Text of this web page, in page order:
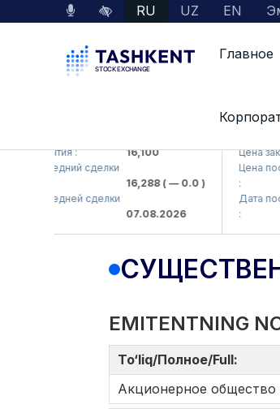
RU UZ EN
Главное
закрытия :
16,100
последний сделки
16,288( — 0.0 )
последней сделки
07.08.2026
Цена
Цена
Дата
EMITENTNING
To‘liq/Полное/Full:
Акционерное общество